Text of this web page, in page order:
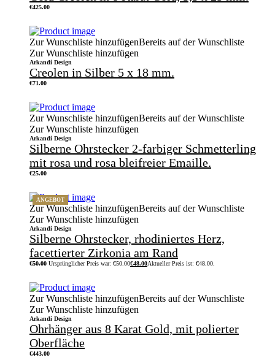
€425.00
Zur Wunschliste hinzufügenBereits auf der Wunschliste
Zur Wunschliste hinzufügen
Arkandi Design
Creolen in Silber 5 x 18 mm.
€71.00
Zur Wunschliste hinzufügenBereits auf der Wunschliste
Zur Wunschliste hinzufügen
Arkandi Design
Silberne Ohrstecker 2-farbiger Schmetterling
mit rosa und rosa bleifreier Emaille.
€25.00
ANGEBOT
Zur Wunschliste hinzufügenBereits auf der Wunschliste
Zur Wunschliste hinzufügen
Arkandi Design
Silberne Ohrstecker, rhodiniertes Herz,
facettierter Zirkonia am Rand
€50.00 Ursprünglicher Preis war: €50.00€48.00Aktueller Preis ist: €48.00.
Zur Wunschliste hinzufügenBereits auf der Wunschliste
Zur Wunschliste hinzufügen
Arkandi Design
Ohrhänger aus 8 Karat Gold, mit polierter
Oberfläche
€443.00